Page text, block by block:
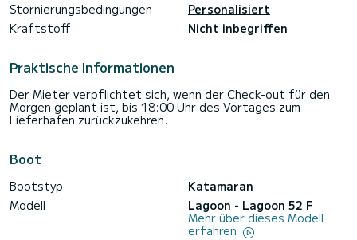
Stornierungsbedingungen
Personalisiert
Kraftstoff
Nicht inbegriffen
Praktische Informationen
Der Mieter verpflichtet sich, wenn der Check-out für den
Morgen geplant ist, bis 18:00 Uhr des Vortages zum
Lieferhafen zurückzukehren.
Boot
Bootstyp
Katamaran
Modell
Lagoon - Lagoon 52 F
Mehr über dieses Modell
erfahren